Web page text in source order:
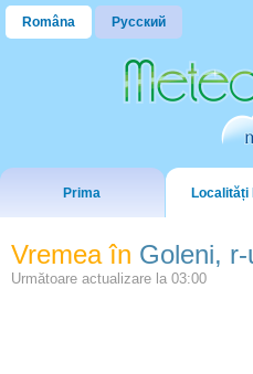
Româna Русский
Prima Localități
Vremea în Goleni,
Următoare actualizare la 03:00